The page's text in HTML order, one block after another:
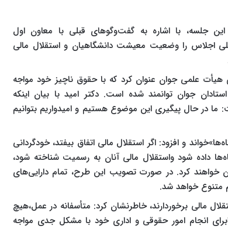
جلسه، با اشاره به گفت‌وگوهای قبلی با معاون اول
اجلاس را وضعیت معیشت دانشگاهیان و استقلال مالی
علمی جوان عنوان کرد که با حقوق ناچیز خود مواجه
جوان توانمند شده است. دکتر امید با بیان اینکه
ما در حال پیگیری این موضوع هستیم و امیدواریم بتوانیم
و افزود: اگر استقلال مالی اتفاق بیفتد، خودگردانی
داده شود واستقلال مالی آنان به رسمیت شناخته شود،
خواهند کرد. در صورت تصویب این طرح، تمام دارایی‌های
متنوع خواهد شد.
مالی برخوردارند، خاطرنشان کرد: متأسفانه در عمل،هیچ
انجام امور حقوقی و اداری خود با مشکل جدی مواجه